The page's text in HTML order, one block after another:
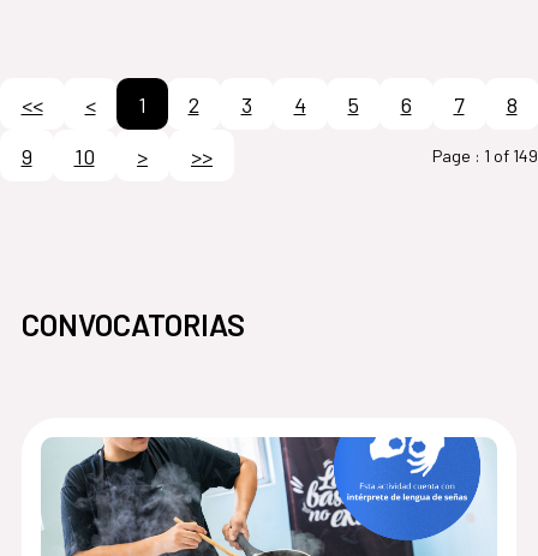
<< < 1 2 3 4 5 6 7
8
9
10 > >> Page : 1 of 149
CONVOCATORIAS